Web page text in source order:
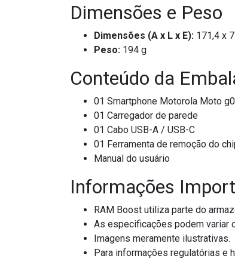
Dimensões e Peso
Dimensões (A x L x E): 171,4 x
Peso: 194 g
Conteúdo da
01 Smartphone Motorola Moto
01 Carregador de parede
01 Cabo USB-A / USB-C
01 Ferramenta de remoção do
Manual do usuário
Informações
RAM Boost utiliza parte do
As especificações podem variar
Imagens meramente ilustrativas.
Para informações regulatórias e